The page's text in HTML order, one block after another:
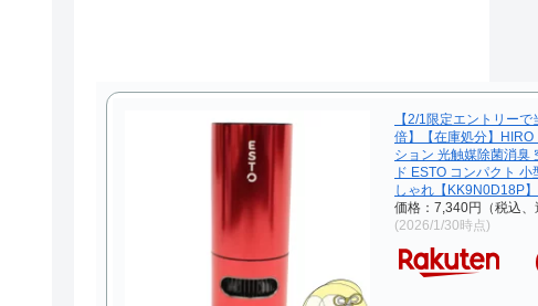
【2/1限定エントリー
倍】【在庫処分】HIRO
ション 光触媒除菌消臭
ド ESTO コンパクト
しゃれ【KK9N0D18P】
価格：7,340円（税込、
(2026/1/30時点)